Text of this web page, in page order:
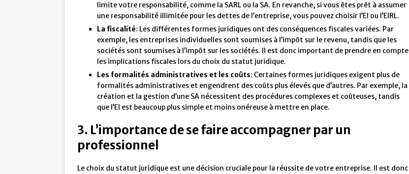
limite votre responsabilité, comme la SARL ou la SA. En revanche, si vous êtes prêt à assumer
une responsabilité illimitée pour les dettes de l’entreprise, vous pouvez choisir l’EI ou l’EIRL.
La fiscalité: Les différentes formes juridiques ont des conséquences fiscales variées. Par
exemple, les entreprises individuelles sont soumises à l’impôt sur le revenu, tandis que les
sociétés sont soumises à l’impôt sur les sociétés. Il est donc important de prendre en compte
les implications fiscales lors du choix du statut juridique.
Les formalités administratives et les coûts: Certaines formes juridiques exigent plus de
formalités administratives et engendrent des coûts plus élevés que d’autres. Par exemple, la
création et la gestion d’une SA nécessitent des procédures complexes et coûteuses, tandis
que l’EI est beaucoup plus simple et moins onéreuse à mettre en place.
3. L’importance de se faire accompagner par un
professionnel
Le choix du statut juridique est une décision cruciale pour la réussite de votre entreprise. Il est donc